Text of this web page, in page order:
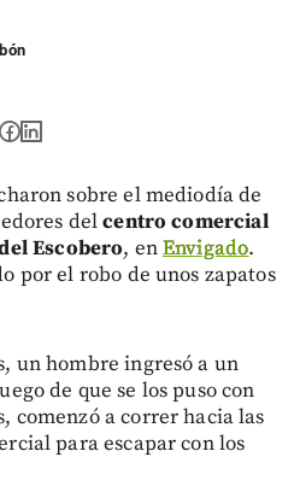
sobre el mediodía de
delcentro comercial
Escobero, enEnvigado.
por el robo de unos zapatos
un hombre ingresó a un
de que se los puso con
comenzó a correr hacia las
para escapar con los